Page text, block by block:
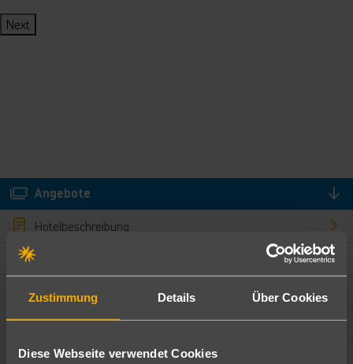
Zustimmung Details Über Cookies
Diese Webseite verwendet Cookies
Next
Angebote
Hotelbeschreibung
Hotelmerkmale
Bewertungen
Lage und Umgebung